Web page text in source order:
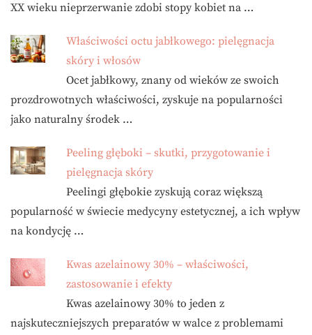
XX wieku nieprzerwanie zdobi stopy kobiet na …
Właściwości octu jabłkowego: pielęgnacja
skóry i włosów
Ocet jabłkowy, znany od wieków ze swoich
prozdrowotnych właściwości, zyskuje na popularności
jako naturalny środek …
Peeling głęboki – skutki, przygotowanie i
pielęgnacja skóry
Peelingi głębokie zyskują coraz większą
popularność w świecie medycyny estetycznej, a ich wpływ
na kondycję …
Kwas azelainowy 30% – właściwości,
zastosowanie i efekty
Kwas azelainowy 30% to jeden z
najskuteczniejszych preparatów w walce z problemami